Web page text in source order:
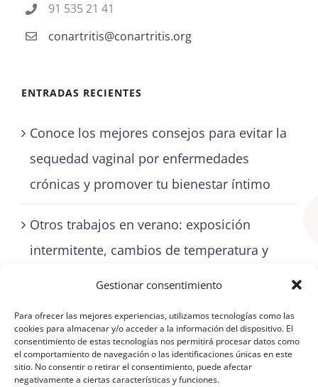
Gestionar consentimiento
Para ofrecer las mejores experiencias, utilizamos tecnologías como las
cookies para almacenar y/o acceder a la información del dispositivo. El
consentimiento de estas tecnologías nos permitirá procesar datos como
el comportamiento de navegación o las identificaciones únicas en este
sitio. No consentir o retirar el consentimiento, puede afectar
negativamente a ciertas características y funciones.
91 535 21 41
conartritis@conartritis.org
ENTRADAS RECIENTES
Conoce los mejores consejos para evitar la
sequedad vaginal por enfermedades
crónicas y promover tu bienestar íntimo
Otros trabajos en verano: exposición
intermitente, cambios de temperatura y